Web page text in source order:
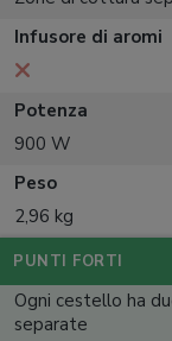
Infusore di aromi
Potenza
900 W
Peso
2,96 kg
PUNTI FORTI
Ogni cestello ha
separate